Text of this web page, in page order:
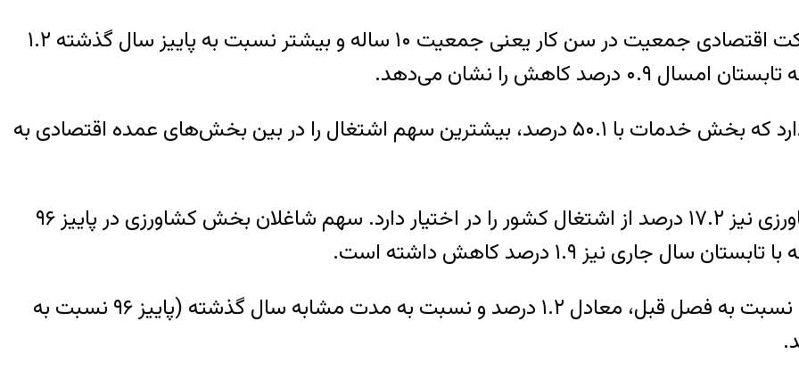
بر اساس گزارش رسمی مرکز آمار ایران، نرخ مشارکت اقتصادی جمعیت در سن کار یعنی جمعیت ۱۰ ساله و بیشتر نسبت به پاییز سال گذشته ۱.۲
کاهش را نشان می‌دهد.
نتایج این طرح آمارگیری همچنین حکایت از آن دارد که بخش خدمات با ۵۰.۱ درصد، بیشترین سهم اشتغال را در بین بخش‌های عمده اقتصادی به
همچنین بخش صنعت ۳۲.۶ درصد و بخش کشاورزی نیز ۱۷.۲ درصد از اشتغال کشور را در اختیار دارد. سهم شاغلان بخش کشاورزی در پاییز ۹۶
همچنین سهم شاغلان بخش صنعت در پاییز ۹۶ نسبت به فصل قبل، معادل ۱.۲ درصد و نسبت به مدت مشابه سال گذشته (پاییز ۹۶ نسبت به